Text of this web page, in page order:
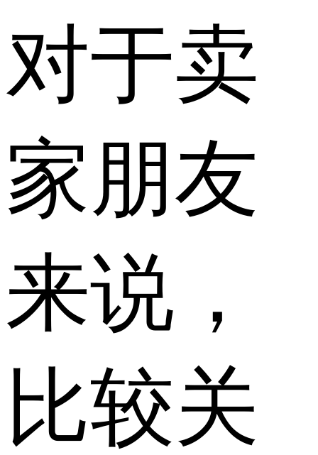
对于卖
家朋友
来说，
比较关